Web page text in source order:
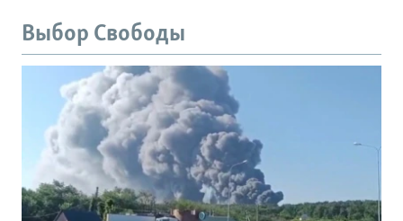
Выбор Свободы